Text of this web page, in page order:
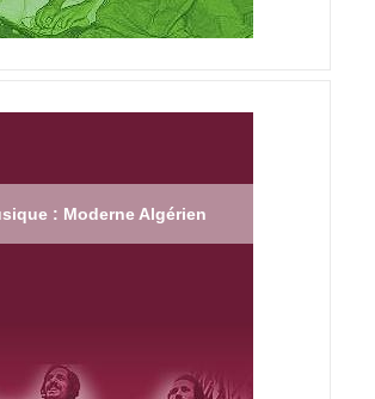
: Moderne Algérien